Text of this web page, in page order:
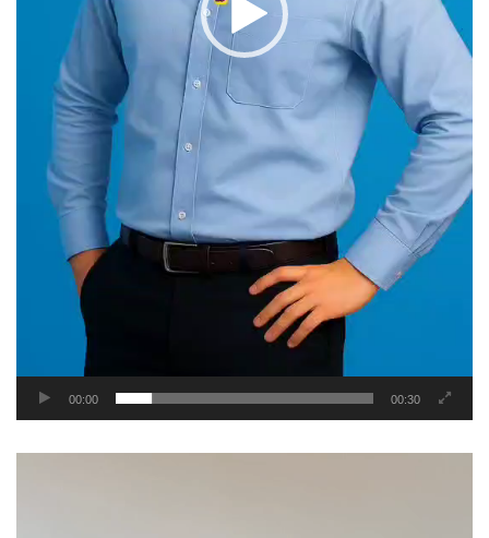
00:00 00:30